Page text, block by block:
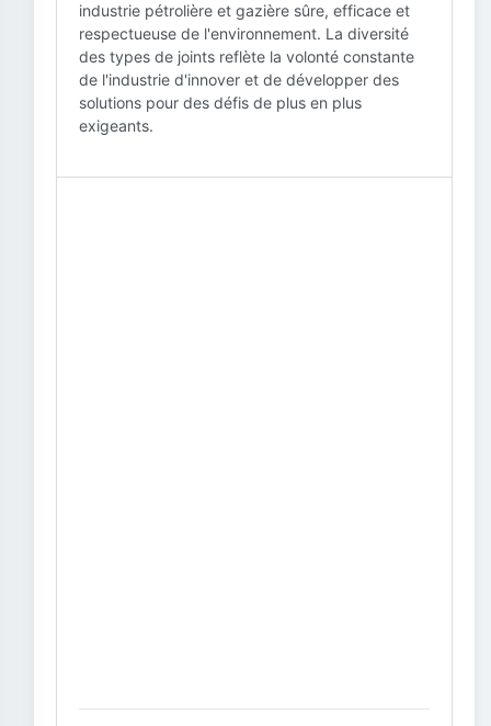
industrie pétrolière et gazière sûre, efficace et
respectueuse de l'environnement. La diversité
des types de joints reflète la volonté constante
de l'industrie d'innover et de développer des
solutions pour des défis de plus en plus
exigeants.